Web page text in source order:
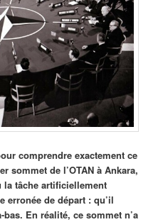
comprendre exactement ce
sommet de l’OTAN à Ankara,
la tâche artificiellement
erronée de départ : qu’il
En réalité, ce sommet n’a